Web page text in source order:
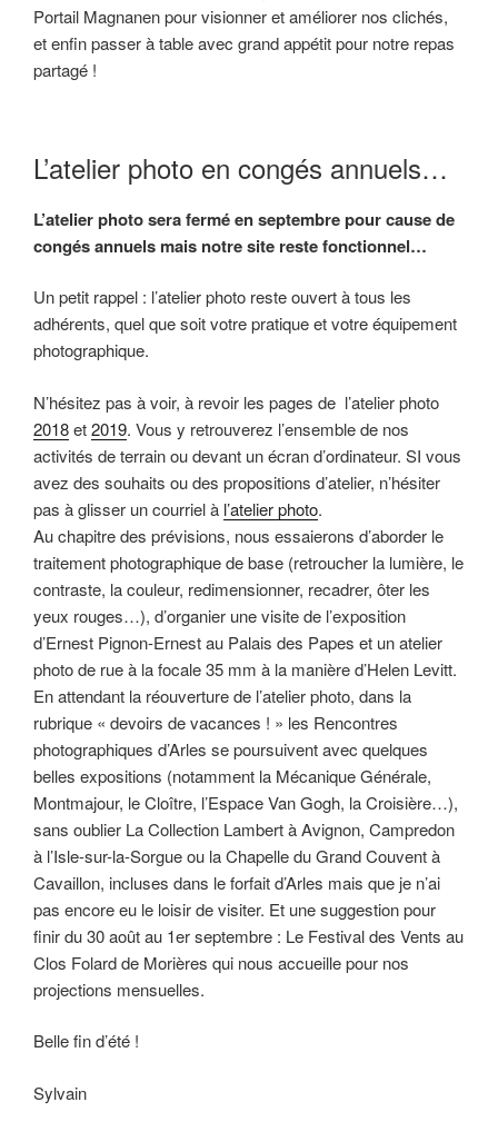
Portail Magnanen pour visionner et améliorer nos clichés,
et enfin passer à table avec grand appétit pour notre repas
partagé !
L’atelier photo en congés annuels…
L’atelier photo sera fermé en septembre pour cause de
congés annuels mais notre site reste fonctionnel…
Un petit rappel : l’atelier photo reste ouvert à tous les
adhérents, quel que soit votre pratique et votre équipement
photographique.
N’hésitez pas à voir, à revoir les pages de l’atelier photo
2018et2019. Vous y retrouverez l’ensemble de nos
activités de terrain ou devant un écran d’ordinateur. SI vous
avez des souhaits ou des propositions d’atelier, n’hésiter
pas à glisser un courriel à l’atelier photo.
Au chapitre des prévisions, nous essaierons d’aborder le
traitement photographique de base (retroucher la lumière, le
contraste, la couleur, redimensionner, recadrer, ôter les
yeux rouges…), d’organier une visite de l’exposition
d’Ernest Pignon-Ernest au Palais des Papes et un atelier
photo de rue à la focale 35 mm à la manière d’Helen Levitt.
En attendant la réouverture de l’atelier photo, dans la
rubrique « devoirs de vacances ! » les Rencontres
photographiques d’Arles se poursuivent avec quelques
belles expositions (notamment la Mécanique Générale,
Montmajour, le Cloître, l’Espace Van Gogh, la Croisière…),
sans oublier La Collection Lambert à Avignon, Campredon
à l’Isle-sur-la-Sorgue ou la Chapelle du Grand Couvent à
Cavaillon, incluses dans le forfait d’Arles mais que je n’ai
pas encore eu le loisir de visiter. Et une suggestion pour
finir du 30 août au 1er septembre : Le Festival des Vents au
Clos Folard de Morières qui nous accueille pour nos
projections mensuelles.
Belle fin d’été !
Sylvain